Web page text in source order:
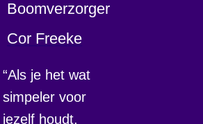
Boomverzorger
Cor Freeke
“Als je het wat
simpeler voor
jezelf houdt,